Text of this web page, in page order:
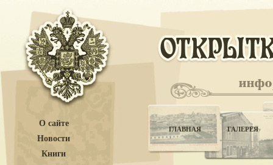
О сайте
Новости
Книги
ГЛАВНАЯ ГАЛЕРЕЯ